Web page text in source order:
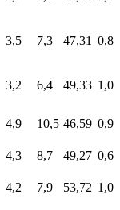
4,0 8,3 48,09 0,6
3,3 7,2 46,30 0,8
2,7 5,9 45,41 0,6